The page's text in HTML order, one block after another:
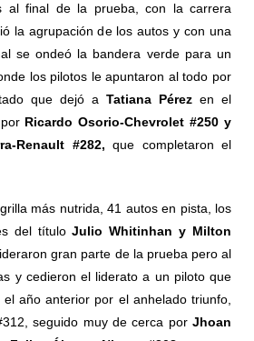
al final de la prueba, con la carrera
la agrupación de los autos y con una
se ondeó la bandera verde para un
los pilotos le apuntaron al todo por
que dejó a Tatiana Pérez en el
Ricardo Osorio-Chevrolet #250 y
Renault #282, que completaron el
más nutrida, 41 autos en pista, los
del títuloJulio Whitinhan y Milton
gran parte de la prueba pero al
y cedieron el liderato a un piloto que
año anterior por el anhelado triunfo,
seguido muy de cerca por Jhoan